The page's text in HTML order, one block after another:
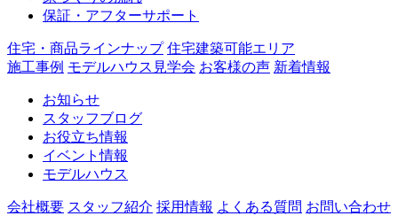
保証・アフターサポート
住宅・商品ラインナップ 住宅建築可能エリア
施工事例 モデルハウス見学会 お客様の声 新着情報
お知らせ
スタッフブログ
お役立ち情報
イベント情報
モデルハウス
会社概要 スタッフ紹介 採用情報 よくある質問 お問い合わせ